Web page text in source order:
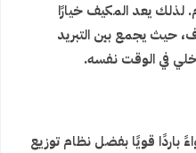
لذلك يعد المكيف خيارًا
حيث يجمع بين التبريد
في الوقت نفسه.
قويًا بفضل نظام توزيع